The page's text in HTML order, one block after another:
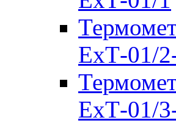
ЕхТ-01/
ЕхТ-01/